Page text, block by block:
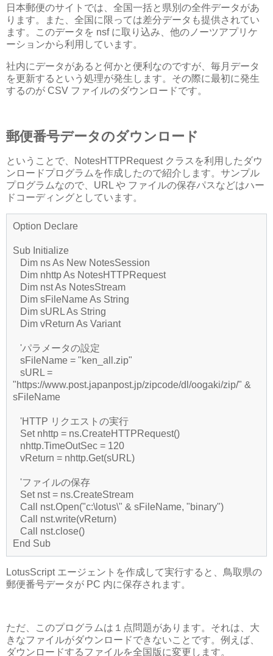
日本郵便のサイトでは、全国一括と県別の全件データがあ
ります。また、全国に限っては差分データも提供されてい
ます。このデータを nsf に取り込み、他のノーツアプリケ
ーションから利用しています。
社内にデータがあると何かと便利なのですが、毎月データ
を更新するという処理が発生します。その際に最初に発生
するのが CSV ファイルのダウンロードです。
郵便番号データのダウンロード
ということで、NotesHTTPRequest クラスを利用したダウ
ンロードプログラムを作成したので紹介します。サンプル
プログラムなので、URL や ファイルの保存パスなどはハー
ドコーディングとしています。
Option Declare
Sub Initialize
Dim ns As New NotesSession
Dim nhttp As NotesHTTPRequest
Dim nst As NotesStream
Dim sFileName As String
Dim sURL As String
Dim vReturn As Variant
'パラメータの設定
sFileName = "ken_all.zip"
sURL =
"https://www.post.japanpost.jp/zipcode/dl/oogaki/zip/" &
sFileName
'HTTP リクエストの実行
Set nhttp = ns.CreateHTTPRequest()
nhttp.TimeOutSec = 120
vReturn = nhttp.Get(sURL)
'ファイルの保存
Set nst = ns.CreateStream
Call nst.Open("c:\lotus\" & sFileName, "binary")
Call nst.write(vReturn)
Call nst.close()
End Sub
LotusScript エージェントを作成して実行すると、鳥取県の
郵便番号データが PC 内に保存されます。
ただ、このプログラムは１点問題があります。それは、大
きなファイルがダウンロードできないことです。例えば、
ダウンロードするファイルを全国版に変更します。